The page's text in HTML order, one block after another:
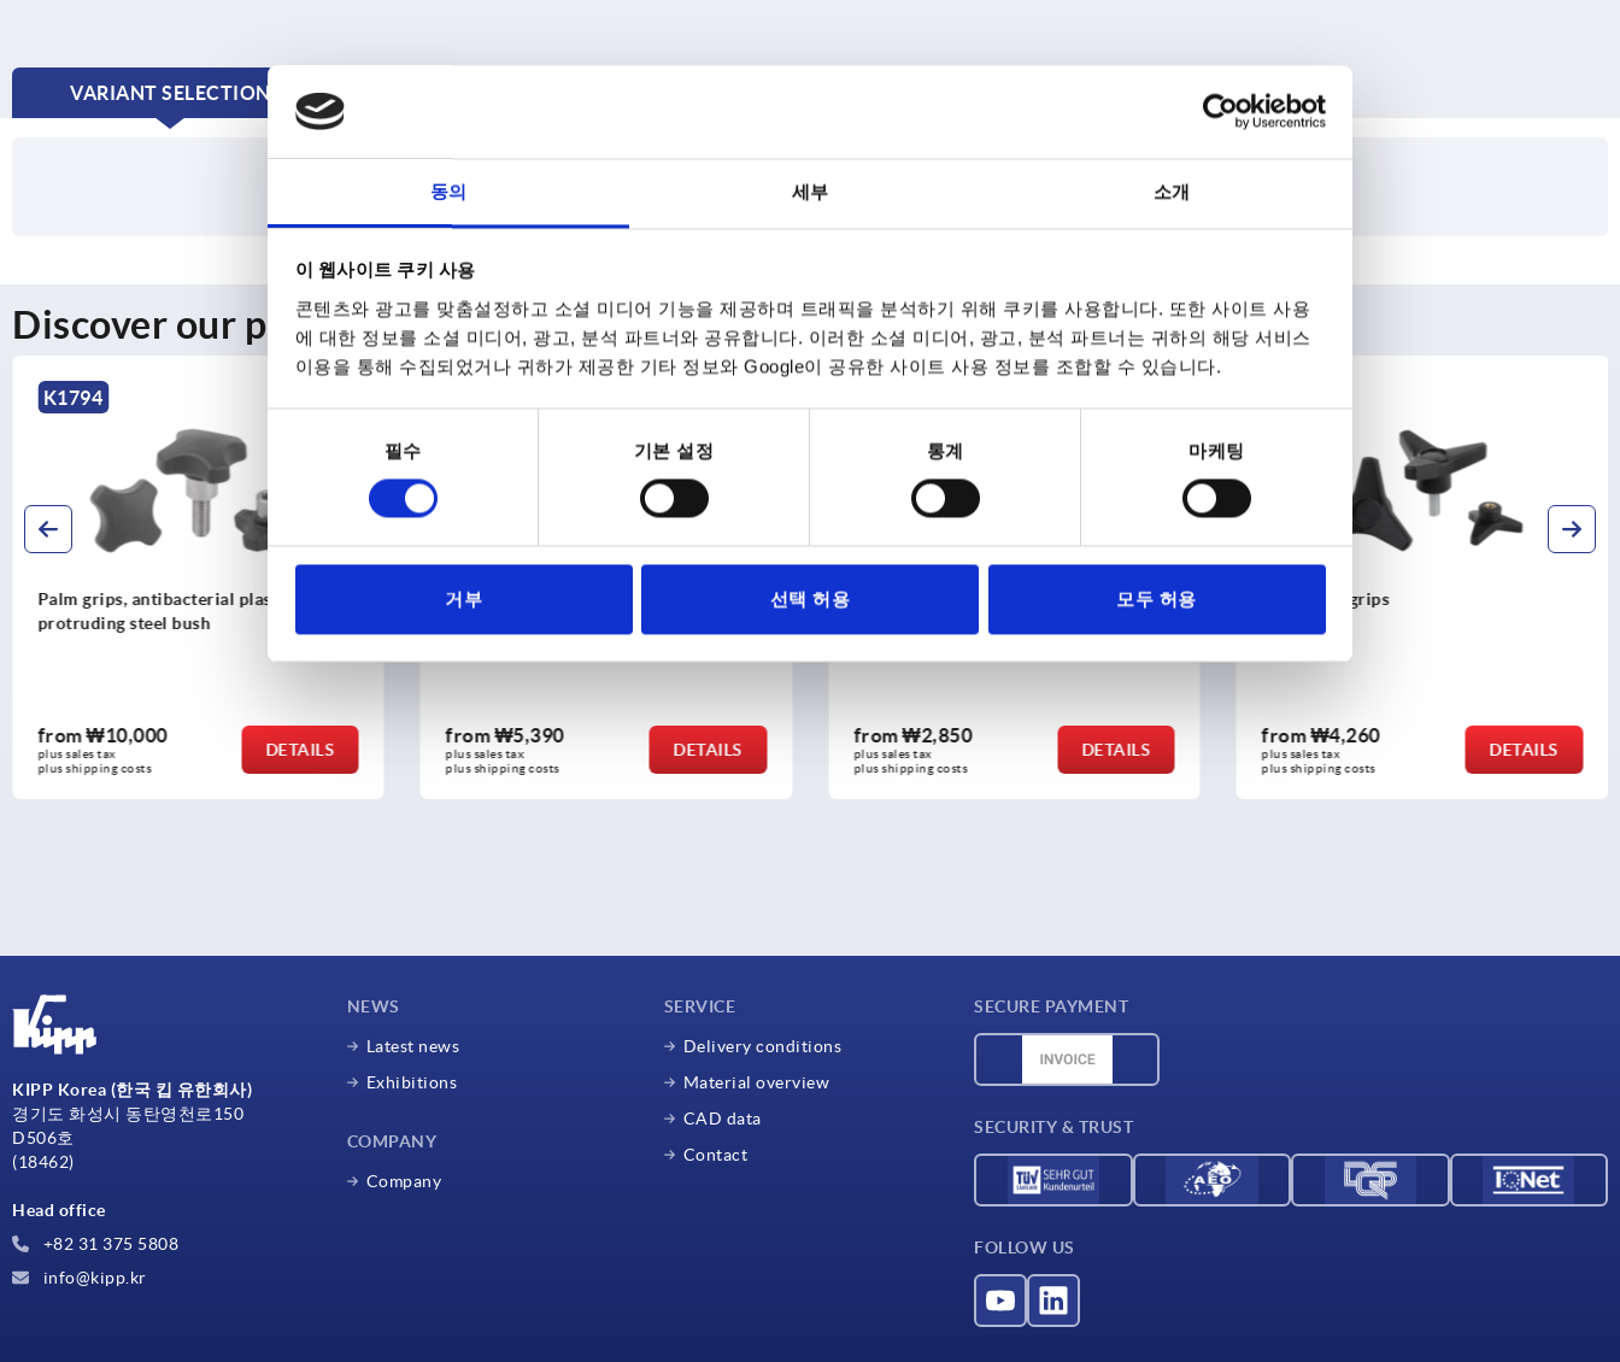
동의 세부 소개
이 웹사이트 쿠키 사용
콘텐츠와 광고를 맞춤설정하고 소셜 미디어 기능을 제공하며 트래픽을 분석하기 위해 쿠키를 사용합니다. 또한 사이트 사용
에 대한 정보를 소셜 미디어, 광고, 분석 파트너와 공유합니다. 이러한 소셜 미디어, 광고, 분석 파트너는 귀하의 해당 서비스
이용을 통해 수집되었거나 귀하가 제공한 기타 정보와 Google이 공유한 사이트 사용 정보를 조합할 수 있습니다.
택
필수 기본 설정 통계 마케팅
거부 선택 허용 모두 허용
VARIANT SELECTION
CURRENT
Discover our product range
K1794
Palm grips, antibacterial plastic with
protruding steel bush
from₩10,000
plus sales tax
plus shipping costs
DETAILS
Five lobe grips, plastic with cap,
from₩5,390
plus sales tax
plus shipping costs
DETAILS
Star grips grey cast iron, DIN 6336
from₩2,850
plus sales tax
plus shipping costs
DETAILS
Triangular grips
from₩4,260
plus sales tax
plus shipping costs
DETAILS
KIPP Korea (한국 킵 유한회사)
경기도 화성시 동탄영천로150
D506호
(18462)
Head office
+82 31 375 5808
info@kipp.kr
NEWS
Latest news
Exhibitions
COMPANY
Company
SERVICE
Delivery conditions
Material overview
CAD data
Contact
SECURE PAYMENT
SECURITY & TRUST
FOLLOW US